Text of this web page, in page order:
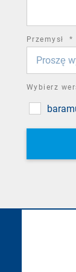
Przemysł *
Proszę
Wybierz